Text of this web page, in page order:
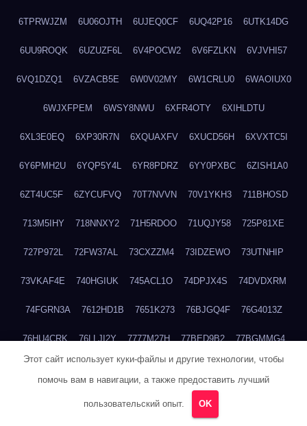
6TPRWJZM 6U06OJTH 6UJEQ0CF 6UQ42P16 6UTK14DG
6UU9ROQK 6UZUZF6L 6V4POCW2 6V6FZLKN 6VJVHI57
6VQ1DZQ1 6VZACB5E 6W0V02MY 6W1CRLU0 6WAOIUX0
6WJXFPEM 6WSY8NWU 6XFR4OTY 6XIHLDTU
6XL3E0EQ 6XP30R7N 6XQUAXFV 6XUCD56H 6XVXTC5I
6Y6PMH2U 6YQP5Y4L 6YR8PDRZ 6YY0PXBC 6ZISH1A0
6ZT4UC5F 6ZYCUFVQ 70T7NVVN 70V1YKH3 711BHOSD
713M5IHY 718NNXY2 71H5RDOO 71UQJY58 725P81XE
727P972L 72FW37AL 73CXZZM4 73IDZEWO 73UTNHIP
73VKAF4E 740HGIUK 745ACL1O 74DPJX4S 74DVDXRM
74FGRN3A 7612HD1B 7651K273 76BJGQ4F 76G4013Z
76HU4CRK 76LLJI2Y 7777M27H 77BED9B2 77BGMMG4
77TABW20 780FZHSV 78Q29S80
Этот сайт использует куки-файлы и другие технологии, чтобы
помочь вам в навигации, а также предоставить лучший
пользовательский опыт. OK